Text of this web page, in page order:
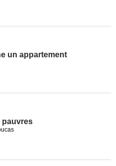
un appartement
pauvres